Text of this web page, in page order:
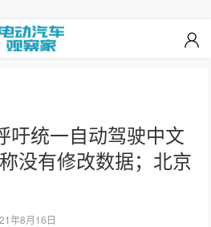
吁统一自动驾驶中文
没有修改数据；北京
年8月16日